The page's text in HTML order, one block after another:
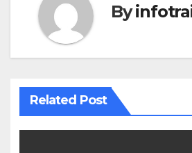
By
Related Post